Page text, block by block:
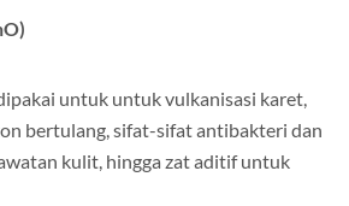
untuk untuk vulkanisasi karet,
bertulang, sifat-sifat antibakteri dan
kulit, hingga zat aditif untuk